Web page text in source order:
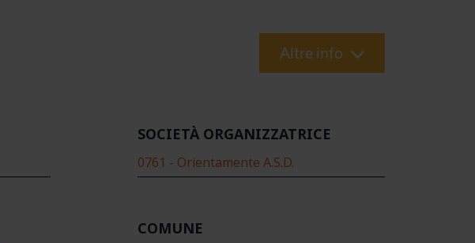
Altre info
SOCIETÀ ORGANIZZATRICE
0761 - Orientamente A.S.D.
COMUNE